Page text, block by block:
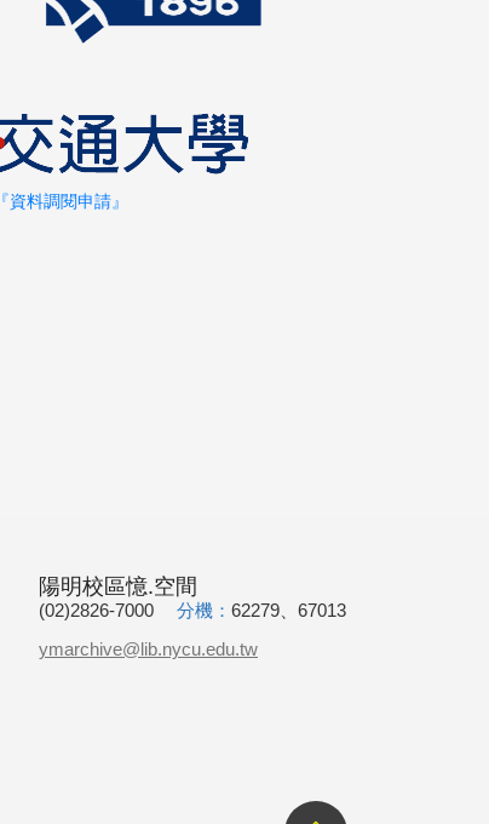
『資料調閱申請』
陽明校區憶.空間
(02)2826-7000 分機： 62279、67013
ymarchive@lib.nycu.edu.tw